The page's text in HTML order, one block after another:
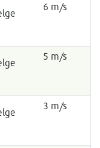
6 m/s
5 m/s
3 m/s